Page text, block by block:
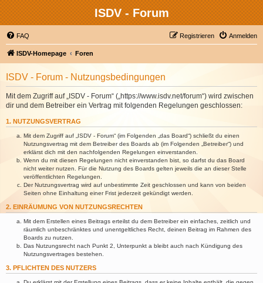
ISDV - Forum
FAQ Anmelden
Registrieren
ISDV-Homepage Foren
ISDV - Forum - Nutzungsbedingungen
Mit dem Zugriff auf „ISDV - Forum“ („https://www.isdv.net/forum“) wird zwischen
dir und dem Betreiber ein Vertrag mit folgenden Regelungen geschlossen:
1. NUTZUNGSVERTRAG
Mit dem Zugriff auf „ISDV - Forum“ (im Folgenden „das Board“) schließt du einen
Nutzungsvertrag mit dem Betreiber des Boards ab (im Folgenden „Betreiber“) und
erklärst dich mit den nachfolgenden Regelungen einverstanden.
Wenn du mit diesen Regelungen nicht einverstanden bist, so darfst du das Board
nicht weiter nutzen. Für die Nutzung des Boards gelten jeweils die an dieser Stelle
veröffentlichten Regelungen.
Der Nutzungsvertrag wird auf unbestimmte Zeit geschlossen und kann von beiden
Seiten ohne Einhaltung einer Frist jederzeit gekündigt werden.
2. EINRÄUMUNG VON NUTZUNGSRECHTEN
Mit dem Erstellen eines Beitrags erteilst du dem Betreiber ein einfaches, zeitlich und
räumlich unbeschränktes und unentgeltliches Recht, deinen Beitrag im Rahmen des
Boards zu nutzen.
Das Nutzungsrecht nach Punkt 2, Unterpunkt a bleibt auch nach Kündigung des
Nutzungsvertrages bestehen.
3. PFLICHTEN DES NUTZERS